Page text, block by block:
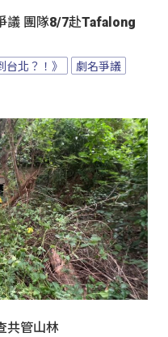
議 團隊8/7赴Tafalong
北？！》
劇名爭議
共管山林